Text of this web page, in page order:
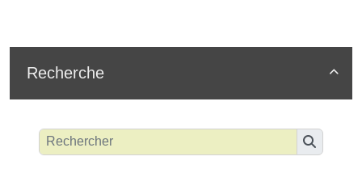

Recherche